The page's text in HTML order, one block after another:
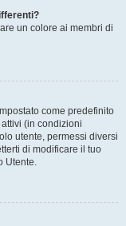
un colore ai membri di
come predefinito
(in condizioni
utente, permessi diversi
di modificare il tuo
Utente.